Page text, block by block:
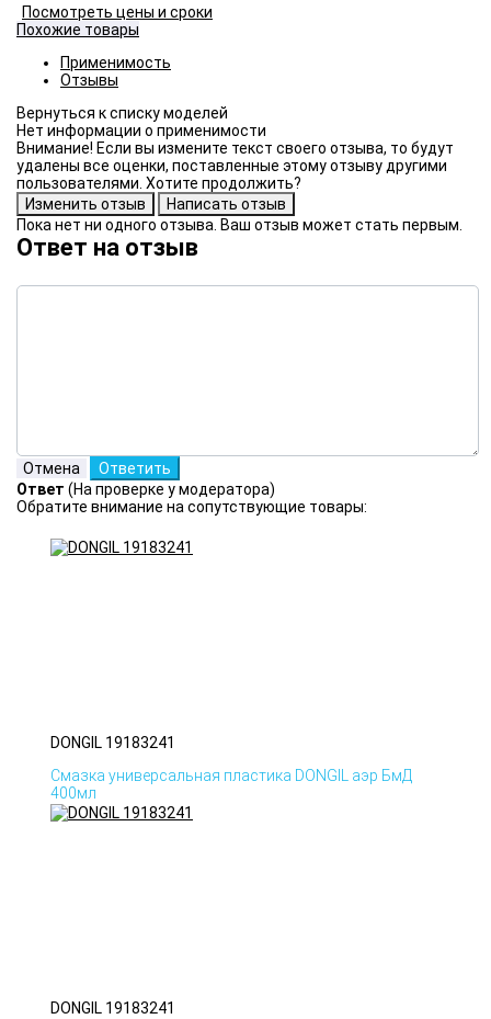
Посмотреть цены и сроки
Похожие товары
Применимость
Отзывы
Нет информации о применимости
Внимание! Если вы измените текст своего отзыва, то будут
удалены все оценки, поставленные этому отзыву другими
пользователями. Хотите продолжить?
Пока нет ни одного отзыва. Ваш отзыв может стать первым.
Ответ на отзыв
Ответ (На проверке у модератора)
Обратите внимание на сопутствующие товары:
DONGIL 19183241
Смазка универсальная пластика DONGIL аэр БмД
400мл
DONGIL 19183241